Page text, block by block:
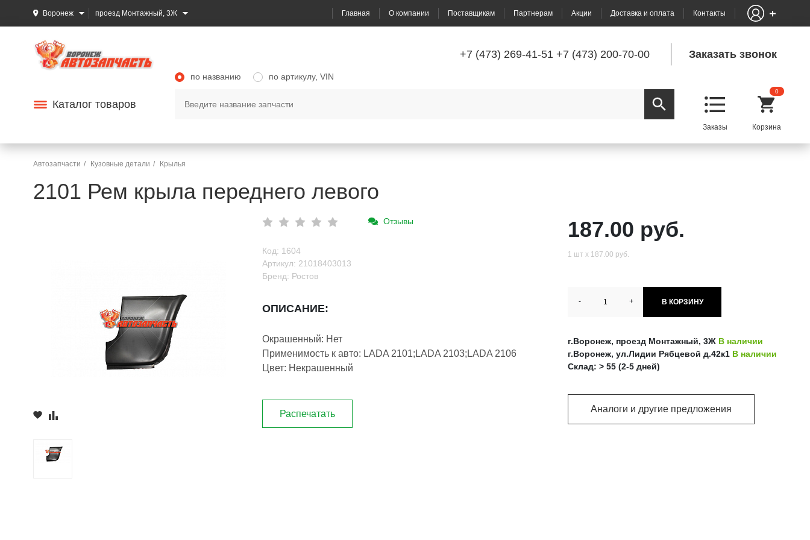
Воронеж проезд Монтажный, 3Ж Главная О компании Поставщикам Партнерам Акции Доставка и оплата Контакты
+7 (473) 269-41-51 +7 (473) 200-70-00 Заказать звонок
Каталог товаров
по названию по артикулу, VIN
0
Автозапчасти Кузовные детали Крылья
2101 Рем крыла переднего левого
Отзывы
Код: 1604
Артикул: 21018403013
Бренд: Ростов
ОПИСАНИЕ:
Окрашенный: Нет
Применимость к авто: LADA 2101;LADA 2103;LADA 2106
Цвет: Некрашенный
Распечатать
187.00 руб.
1 шт х 187.00 руб.
- + В КОРЗИНУ
г.Воронеж, проезд Монтажный, 3Ж В наличии
г.Воронеж, ул.Лидии Рябцевой д.42к1 В наличии
Склад: > 55 (2-5 дней)
Аналоги и другие предложения